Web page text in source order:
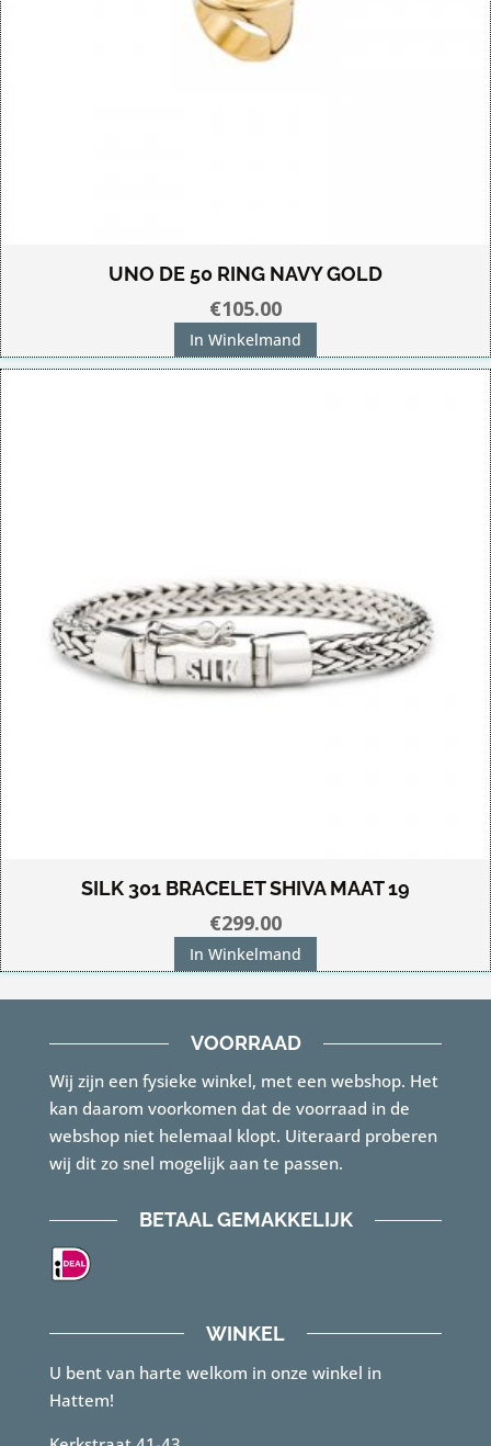
UNO DE 50 RING NAVY GOLD
€105.00
In Winkelmand
SILK 301 BRACELET SHIVA MAAT 19
€299.00
In Winkelmand
VOORRAAD
Wij zijn een fysieke winkel, met een webshop. Het
kan daarom voorkomen dat de voorraad in de
webshop niet helemaal klopt. Uiteraard proberen
wij dit zo snel mogelijk aan te passen.
BETAAL GEMAKKELIJK
WINKEL
U bent van harte welkom in onze winkel in
Hattem!